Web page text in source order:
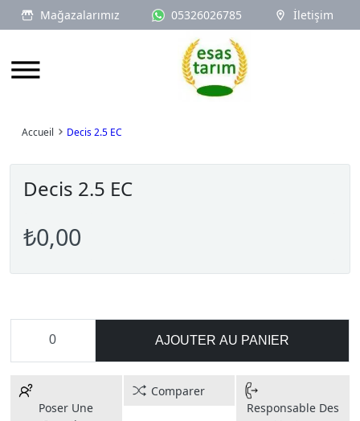
Mağazalarımız 05326026785 İletişim
Logo
Accueil Decis 2.5 EC
Decis 2.5 EC
₺0,00
AJOUTER AU PANIER
Poser Une
Comparer
Responsable Des